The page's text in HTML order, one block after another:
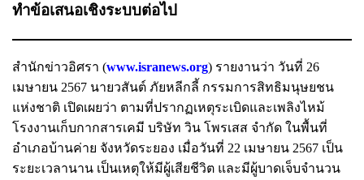
ทำข้อเสนอเชิงระบบต่อไป
สำนักข่าวอิศรา (www.isranews.org) รายงานว่า วันที่ 26
เมษายน 2567 นายวสันต์ ภัยหลีกลี้ กรรมการสิทธิมนุษยชน
แห่งชาติ เปิดเผยว่า ตามที่ปรากฏเหตุระเบิดและเพลิงไหม้
โรงงานเก็บกากสารเคมี บริษัท วิน โพรเสส จำกัด ในพื้นที่
อำเภอบ้านค่าย จังหวัดระยอง เมื่อวันที่ 22 เมษายน 2567 เป็น
ระยะเวลานาน เป็นเหตุให้มีผู้เสียชีวิต และมีผู้บาดเจ็บจำนวน